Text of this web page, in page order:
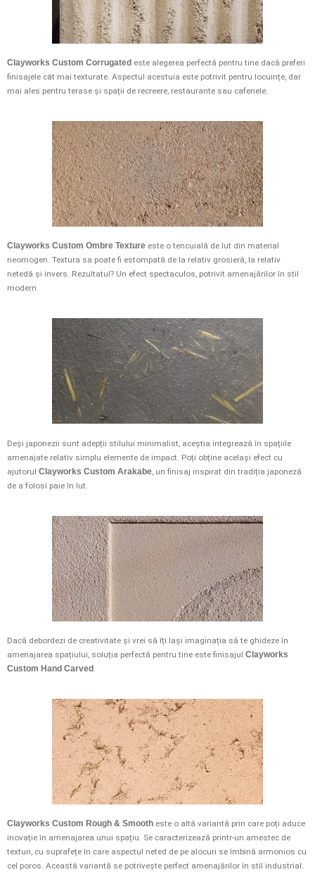
Clayworks Custom Corrugated este alegerea perfectă pentru tine dacă preferi
finisajele cât mai texturate. Aspectul acestuia este potrivit pentru locuințe, dar
mai ales pentru terase și spații de recreere, restaurante sau cafenele.
Clayworks Custom Ombre Texture este o tencuială de lut din material
neomogen. Textura sa poate fi estompată de la relativ grosieră, la relativ
netedă și invers. Rezultatul? Un efect spectaculos, potrivit amenajărilor în stil
modern.
Deși japonezii sunt adepții stilului minimalist, aceștia integrează în spațiile
amenajate relativ simplu elemente de impact. Poți obține același efect cu
ajutorul Clayworks Custom Arakabe , un finisaj inspirat din tradiția japoneză
de a folosi paie în lut.
Dacă debordezi de creativitate și vrei să îți lași imaginația să te ghideze în
amenajarea spațiului, soluția perfectă pentru tine este finisajul Clayworks
Custom Hand Carved.
Clayworks Custom Rough & Smooth este o altă variantă prin care poți aduce
inovație în amenajarea unui spațiu. Se caracterizează printr-un amestec de
texturi, cu suprafețe în care aspectul neted de pe alocuri se îmbină armonios cu
cel poros. Această variantă se potrivește perfect amenajărilor în stil industrial.